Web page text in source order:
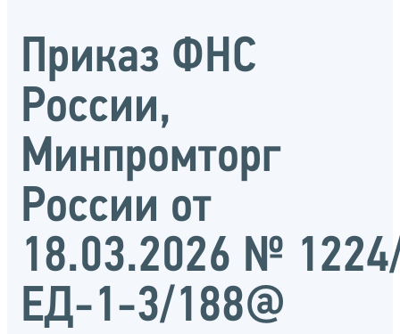
Приказ ФНС
России,
Минпромторг
России от
18.03.2026 №
ЕД-1-3/188@